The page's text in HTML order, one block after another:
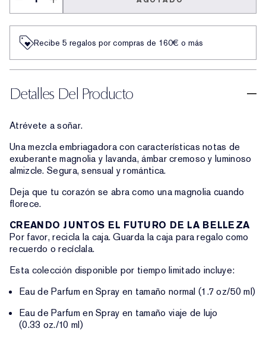
Recibe 5 regalos por compras de 160€ o más
Detalles Del Producto
Atrévete a soñar.
Una mezcla embriagadora con características notas de
exuberante magnolia y lavanda, ámbar cremoso y luminoso
almizcle. Segura, sensual y romántica.
Deja que tu corazón se abra como una magnolia cuando
florece.
CREANDO JUNTOS EL FUTURO DE LA BELLEZA
Por favor, recicla la caja. Guarda la caja para regalo como
recuerdo o recíclala.
Esta colección disponible por tiempo limitado incluye:
Eau de Parfum en Spray en tamaño normal (1.7 oz/50 ml)
Eau de Parfum en Spray en tamaño viaje de lujo
(0.33 oz./10 ml)